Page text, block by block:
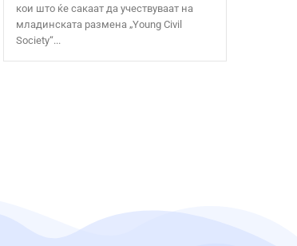
кои што ќе сакаат да учествуваат на
младинската размена „Young Civil
Society“...